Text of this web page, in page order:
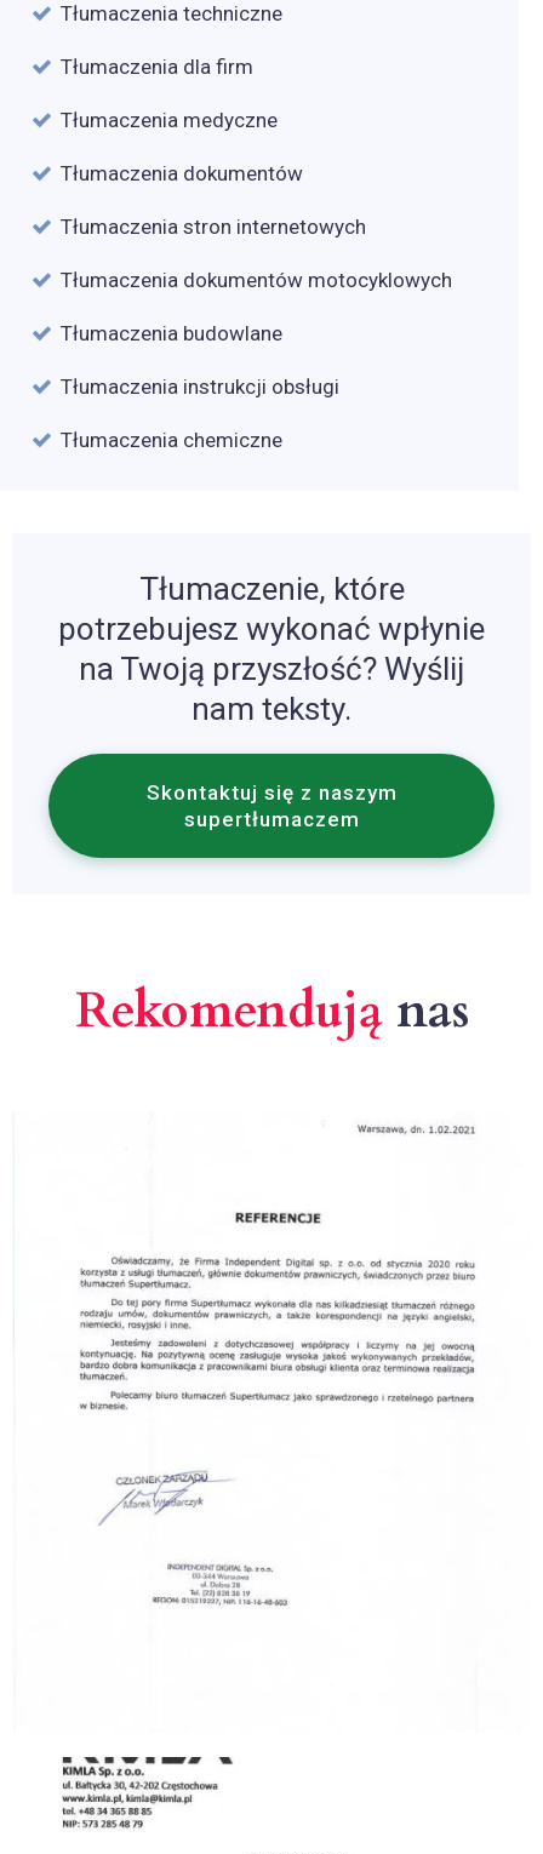
Tłumaczenia techniczne
Tłumaczenia dla firm
Tłumaczenia medyczne
Tłumaczenia dokumentów
Tłumaczenia stron internetowych
Tłumaczenia dokumentów motocyklowych
Tłumaczenia budowlane
Tłumaczenia instrukcji obsługi
Tłumaczenia chemiczne
Tłumaczenie, które
potrzebujesz wykonać wpłynie
na Twoją przyszłość? Wyślij
nam teksty.
Skontaktuj się z naszym
supertłumaczem
Rekomendująnas